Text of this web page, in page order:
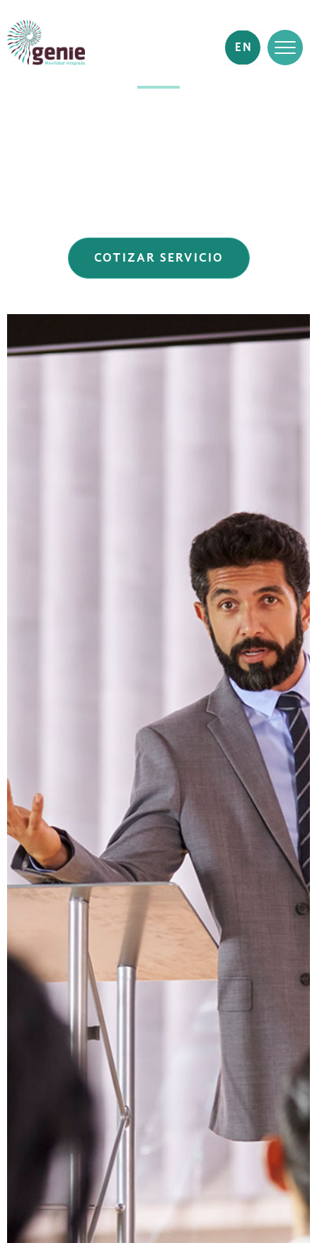
EN
COTIZAR SERVICIO